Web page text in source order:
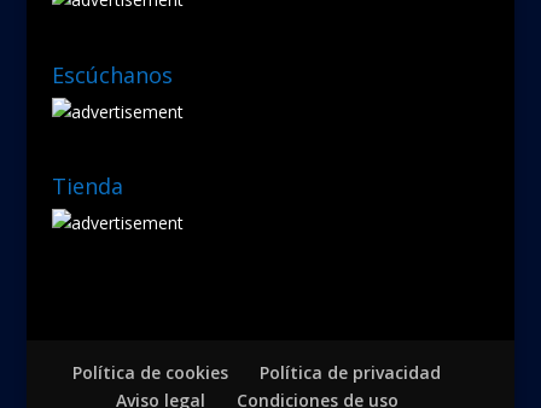
Escúchanos
Tienda
Política de cookies
Política de privacidad
Aviso legal
Condiciones de uso